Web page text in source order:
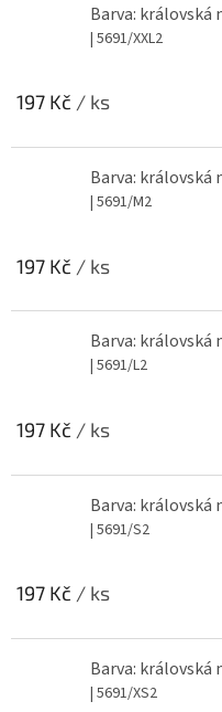
Barva: královská
| 5691/XXL2
197 Kč / ks
Barva: královská
| 5691/M2
197 Kč / ks
Barva: královská
| 5691/L2
197 Kč / ks
Barva: královská
| 5691/S2
197 Kč / ks
Barva: královská
| 5691/XS2